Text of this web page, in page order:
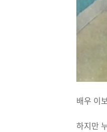
배우 이
하지만